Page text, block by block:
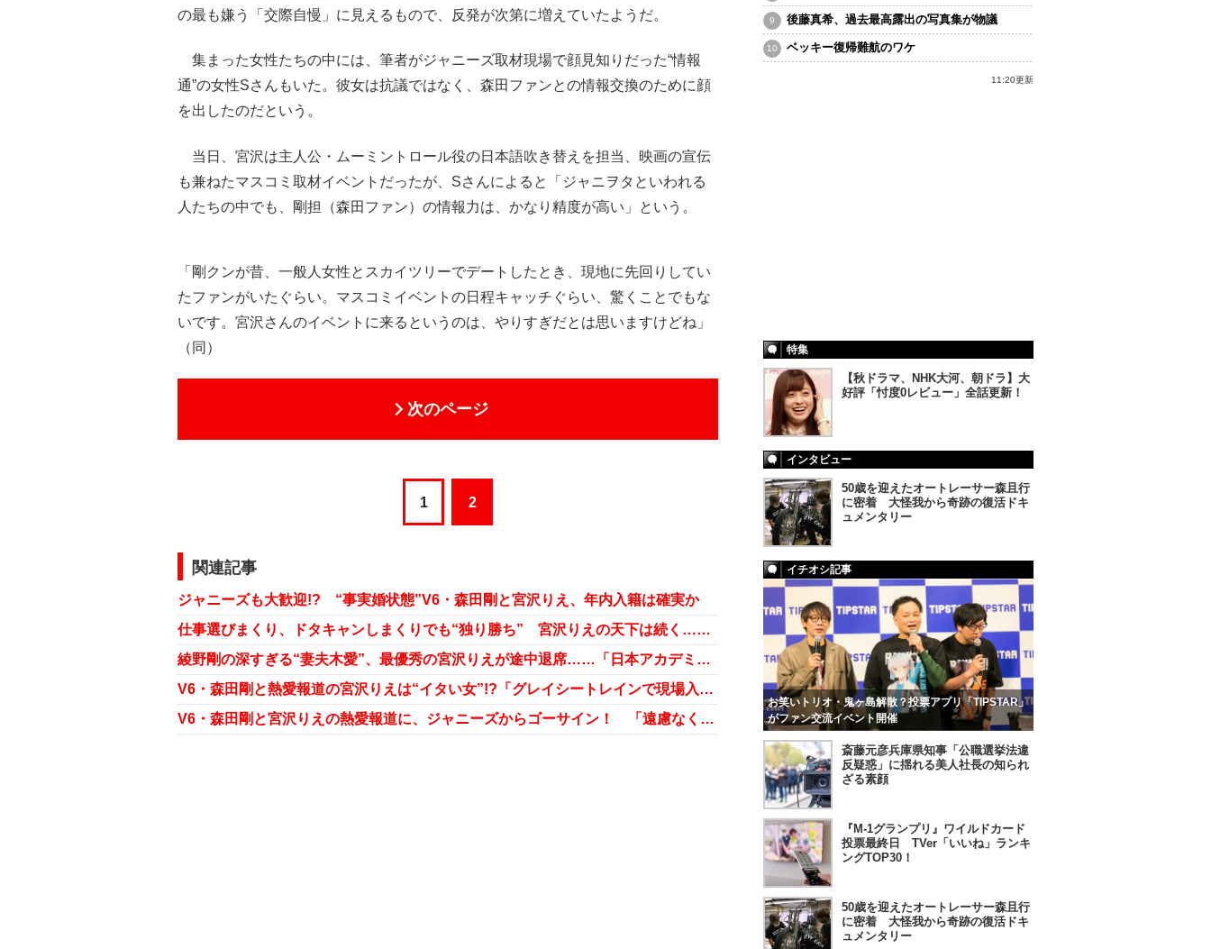
の最も嫌う「交際自慢」に見えるもので、反発が次第に増えていたようだ。
集まった女性たちの中には、筆者がジャニーズ取材現場で顔見知りだった“情報
通”の女性Sさんもいた。彼女は抗議ではなく、森田ファンとの情報交換のために顔
を出したのだという。
当日、宮沢は主人公・ムーミントロール役の日本語吹き替えを担当、映画の宣伝
も兼ねたマスコミ取材イベントだったが、Sさんによると「ジャニヲタといわれる
人たちの中でも、剛担（森田ファン）の情報力は、かなり精度が高い」という。
「剛クンが昔、一般人女性とスカイツリーでデートしたとき、現地に先回りしてい
たファンがいたぐらい。マスコミイベントの日程キャッチぐらい、驚くことでもな
いです。宮沢さんのイベントに来るというのは、やりすぎだとは思いますけどね」
（同）
次のページ
1 2
関連記事
ジャニーズも大歓迎!? “事実婚状態”V6・森田剛と宮沢りえ、年内入籍は確実か
仕事選びまくり、ドタキャンしまくりでも“独り勝ち” 宮沢りえの天下は続く……
綾野剛の深すぎる“妻夫木愛”、最優秀の宮沢りえが途中退席……「日本アカデミー賞」テレビ放送されなかった舞台裏
V6・森田剛と熱愛報道の宮沢りえは“イタい女”!?「グレイシートレインで現場入り」
V6・森田剛と宮沢りえの熱愛報道に、ジャニーズからゴーサイン！ 「遠慮なくやって」方針の裏事情
後藤真希、過去最高露出の写真集が物議
ベッキー復帰難航のワケ
11:20更新
特集
【秋ドラマ、NHK大河、朝ドラ】大
好評「忖度0レビュー」全話更新！
インタビュー
50歳を迎えたオートレーサー森且行
に密着 大怪我から奇跡の復活ドキ
ュメンタリー
イチオシ記事
お笑いトリオ・鬼ヶ島解散？投票アプリ「TIPSTAR」
がファン交流イベント開催
斎藤元彦兵庫県知事「公職選挙法違
反疑惑」に揺れる美人社長の知られ
ざる素顔
『M-1グランプリ』ワイルドカード
投票最終日 TVer「いいね」ランキ
ングTOP30！
50歳を迎えたオートレーサー森且行
に密着 大怪我から奇跡の復活ドキ
ュメンタリー